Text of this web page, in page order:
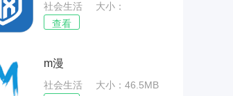
社会生活
大小：
52.63MB
查看
m漫
社会生活
大小：46.5MB